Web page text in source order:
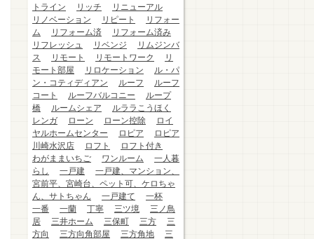
トライン
リッチ
リニューアル
リノベーション
リピート
リフォー
ム
リフォーム済
リフォーム済み
リフレッシュ
リベンジ
リムジンバ
ス
リモート リモートワーク
リ
モート部屋
リロケーション
ル・パ
ン・コティディアン
ルーフ
ルーフ
コート
ルーフバルコニー
ループ
橋
ルームシェア
ルララこうほく
レンガ
ローン ローン控除
ロイ
ヤルホームセンター
ロピア
ロピア
川崎水沢店
ロフト
ロフト付き
わがままいちご
ワンルーム
一人暮
らし
一戸建
一戸建、マンション、
宮前平、宮崎台、ペット可、ケロちゃ
ん、サトちゃん
一戸建て
一杯
一番
一蘭 丁寧 三ツ境
三ノ鳥
居
三井ホーム 三保町 三方
三
方向
三方向角部屋 三方角地
三